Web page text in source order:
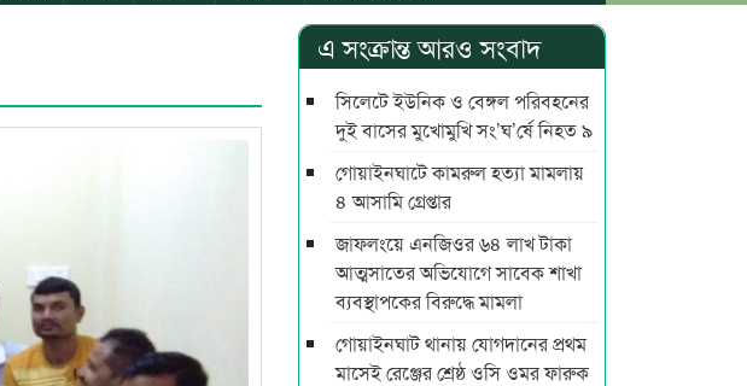
এ সংক্রান্ত আরও সংবাদ
সিলেটে ইউনিক ও বেঙ্গল পরিবহনের
দুই বাসের মুখোমুখি সং’ঘ’র্ষে নিহত ৯
গোয়াইনঘাটে কামরুল হত্যা মামলায়
৪ আসামি গ্রেপ্তার
জাফলংয়ে এনজিওর ৬৪ লাখ টাকা
আত্মসাতের অভিযোগে সাবেক শাখা
ব্যবস্থাপকের বিরুদ্ধে মামলা
গোয়াইনঘাট থানায় যোগদানের প্রথম
মাসেই রেঞ্জের শ্রেষ্ঠ ওসি ওমর ফারুক